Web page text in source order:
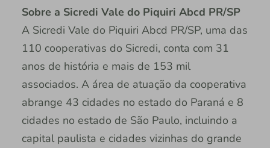
Sobre a Sicredi Vale do Piquiri Abcd PR/SP
A Sicredi Vale do Piquiri Abcd PR/SP, uma das
110 cooperativas do Sicredi, conta com 31
anos de história e mais de 153 mil
associados. A área de atuação da cooperativa
abrange 43 cidades no estado do Paraná e 8
cidades no estado de São Paulo, incluindo a
capital paulista e cidades vizinhas do grande